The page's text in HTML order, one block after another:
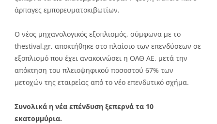
άρπαγες εμπορευματοκιβωτίων.
Ο νέος μηχανολογικός εξοπλισμός, σύμφωνα με το
thestival.gr, αποκτήθηκε στο πλαίσιο των επενδύσεων σε
εξοπλισμό που έχει ανακοινώσει η ΟΛΘ ΑΕ, μετά την
απόκτηση του πλειοψηφικού ποσοστού 67% των
μετοχών της εταιρείας από το νέο επενδυτικό σχήμα.
Συνολικά η νέα επένδυση ξεπερνά τα 10
εκατομμύρια.